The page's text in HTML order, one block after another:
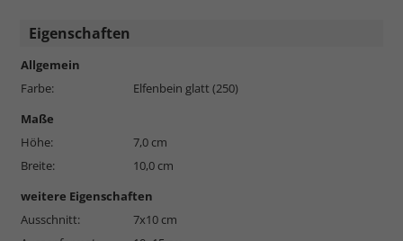
Eigenschaften
Allgemein
Farbe:
Elfenbein glatt (250)
Maße
Höhe:
7,0 cm
Breite:
10,0 cm
weitere Eigenschaften
Ausschnitt:
7x10 cm